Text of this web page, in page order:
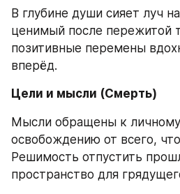
В глубине души сияет луч
ценимый после пережитой
позитивные перемены
вперёд.
Цели и мысли (Смерть)
Мысли обращены к
освобождению от всего,
Решимость отпустить
пространство для